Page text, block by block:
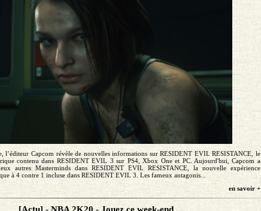
l’éditeur Capcom révèle de nouvelles informations sur RESIDENT EVIL RESISTANCE, le
contenu dans RESIDENT EVIL 3 sur PS4, Xbox One et PC. Aujourd'hui, Capcom a
autres Masterminds dans RESIDENT EVIL RESISTANCE, la nouvelle expérience
à 4 contre 1 incluse dans RESIDENT EVIL 3. Les fameux antagonis...
en savoir +